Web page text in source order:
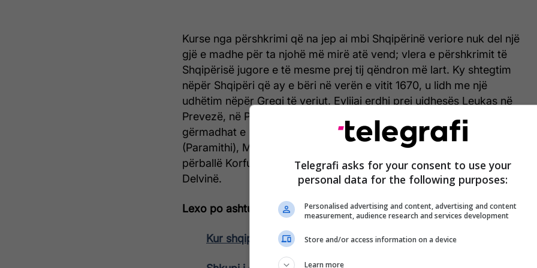
Kurse nga përshkrimi që na jep ai mbi Shqipërinë veriore nuk del një
gjë e madhe për ta njohë më mirë atë vend; vlera e përshkrimit të
Shqipërisë jugore e të mesme prej tij qëndron më lart. Ky shtegtim
nëpër Shqipëri që ay e bëri në verën e vitit 1670, u lidh me një
udhëtim nëpër Greqi të veriut. Evlijai erdhi prej ujdhesës Leukas në
Prevezë, në Prevezë të vjetër, d.m.th. në Nikopolis, gjer në
gërmadhat e Rogóit, pastaj në Nartë, Janinë, Zaravuci, Ajdonat
(Paramithi), Margëlliç, Pargë, Lopës, Sajadhë, në kala të Dajlanit
përballë Korfuzit, në Korfuz e prej Korfuzi zbriti prapë në tokë për në
Delvinë.
Lexo po ashtu:
Kur shqiptari u bë grek në Stamboll
Telegrafi asks for your consent to use your
personal data for the following purposes:
Personalised advertising and content, advertising and content
measurement, audience research and services development
Store and/or access information on a device
Learn more